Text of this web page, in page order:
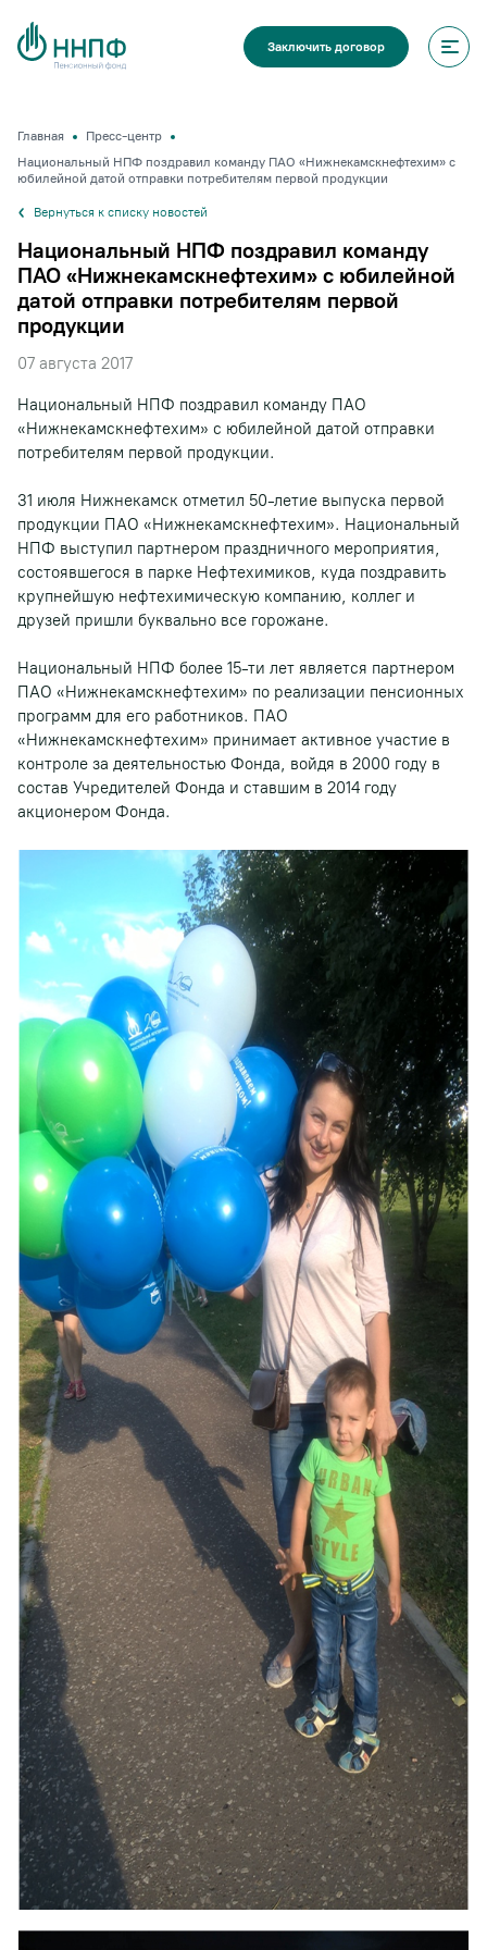
Заключить договор
Главная
Пресс-центр
Национальный НПФ поздравил команду ПАО «Нижнекамскнефтехим» с
юбилейной датой отправки потребителям первой продукции
Вернуться к списку новостей
Национальный НПФ поздравил команду
ПАО «Нижнекамскнефтехим» с юбилейной
датой отправки потребителям первой
продукции
07 августа 2017
Национальный НПФ поздравил команду ПАО
«Нижнекамскнефтехим» с юбилейной датой отправки
потребителям первой продукции.
31 июля Нижнекамск отметил 50-летие выпуска первой
продукции ПАО «Нижнекамскнефтехим». Национальный
НПФ выступил партнером праздничного мероприятия,
состоявшегося в парке Нефтехимиков, куда поздравить
крупнейшую нефтехимическую компанию, коллег и
друзей пришли буквально все горожане.
Национальный НПФ более 15-ти лет является партнером
ПАО «Нижнекамскнефтехим» по реализации пенсионных
программ для его работников. ПАО
«Нижнекамскнефтехим» принимает активное участие в
контроле за деятельностью Фонда, войдя в 2000 году в
состав Учредителей Фонда и ставшим в 2014 году
акционером Фонда.